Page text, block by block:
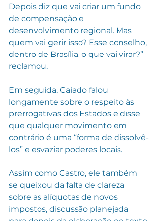
Depois diz que vai criar um fundo
de compensação e
desenvolvimento regional. Mas
quem vai gerir isso? Esse conselho,
dentro de Brasília, o que vai virar?”
reclamou.
Em seguida, Caiado falou
longamente sobre o respeito às
prerrogativas dos Estados e disse
que qualquer movimento em
contrário é uma “forma de dissolvê-
los” e esvaziar poderes locais.
Assim como Castro, ele também
se queixou da falta de clareza
sobre as alíquotas de novos
impostos, discussão planejada